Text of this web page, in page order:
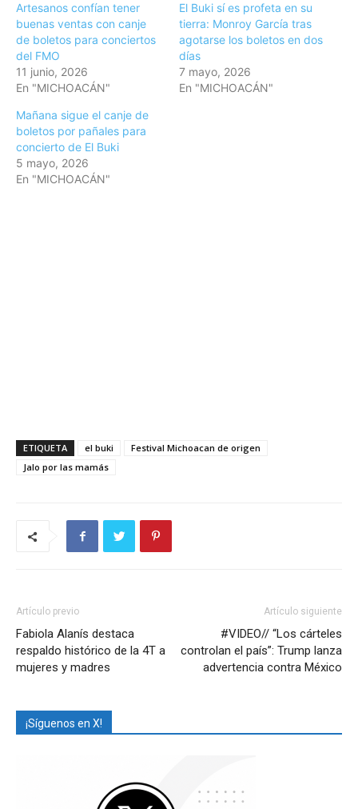
Artesanos confían tener
buenas ventas con canje
de boletos para conciertos
del FMO
11 junio, 2026
En "MICHOACÁN"
El Buki sí es profeta en su
tierra: Monroy García tras
agotarse los boletos en dos
días
7 mayo, 2026
En "MICHOACÁN"
Mañana sigue el canje de
boletos por pañales para
concierto de El Buki
5 mayo, 2026
En "MICHOACÁN"
ETIQUETA el buki
Festival Michoacan de origen
Jalo por las mamás
Artículo previo
Fabiola Alanís destaca
respaldo histórico de la 4T a
mujeres y madres
Artículo siguiente
#VIDEO// “Los cárteles
controlan el país”: Trump lanza
advertencia contra México
¡Síguenos en X!